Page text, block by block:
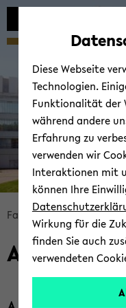
Bread­
crumb
über­
sprin­
und
Fa­kul­tät für
Alle
A
Diese Webseite
Technologien.
Funktionalität der
während andere
Erfahrung zu
verwenden wir
Interaktionen mit
können Ihre
Wirkung für die
finden Sie auch
verwendeten